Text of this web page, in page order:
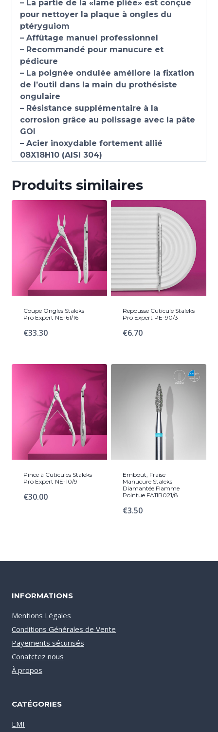
– La partie de la «lame pliée» est conçue
pour nettoyer la plaque à ongles du
ptéryguiom
– Affûtage manuel professionnel
– Recommandé pour manucure et
pédicure
– La poignée ondulée améliore la fixation
de l’outil dans la main du prothésiste
ongulaire
– Résistance supplémentaire à la
corrosion grâce au polissage avec la pâte
GOI
– Acier inoxydable fortement allié
08X18H10 (AISI 304)
Produits similaires
Coupe Ongles Staleks
Pro Expert NE-61/16
€33.30
Repousse Cuticule Staleks
Pro Expert PE-90/3
€6.70
Pince à Cuticules Staleks
Pro Expert NE-10/9
€30.00
Embout, Fraise
Manucure Staleks
Diamantée Flamme
Pointue FA11B021/8
€3.50
INFORMATIONS
Mentions Légales
Conditions Générales de Vente
Payements sécurisés
Conatctez nous
À propos
CATÉGORIES
EMI